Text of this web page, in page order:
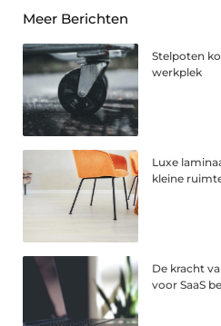
Meer Berichten
Stelpoten
werkplek
Luxe
kleine
De kracht
voor SaaS